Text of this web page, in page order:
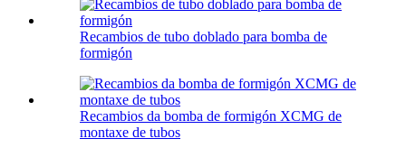
Recambios de tubo doblado para bomba de
formigón
Recambios da bomba de formigón XCMG de
montaxe de tubos